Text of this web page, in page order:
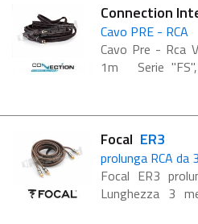
Connection
Cavo PRE - RCA
Cavo Pre - Rca
1m Serie "FS",
guaina di
cavo al tatto e
...
Focal ER3
prolunga RCA da
Focal ER3
Lunghezza 3